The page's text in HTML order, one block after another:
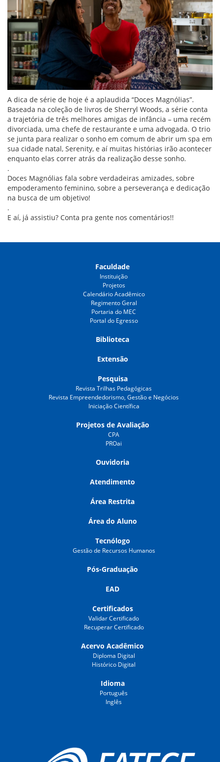
A dica de série de hoje é a aplaudida “Doces Magnólias”.
Baseada na coleção de livros de Sherryl Woods, a série conta
a trajetória de três melhores amigas de infância – uma recém
divorciada, uma chefe de restaurante e uma advogada. O trio
se junta para realizar o sonho em comum de abrir um spa em
sua cidade natal, Serenity, e aí muitas histórias irão acontecer
enquanto elas correr atrás da realização desse sonho.
.
Doces Magnólias fala sobre verdadeiras amizades, sobre
empoderamento feminino, sobre a perseverança e dedicação
na busca de um objetivo!
.
E aí, já assistiu? Conta pra gente nos comentários!!
Faculdade
Instituição
Projetos
Calendário Acadêmico
Regimento Geral
Portaria do MEC
Portal do Egresso
Biblioteca
Extensão
Pesquisa
Revista Trilhas Pedagógicas
Revista Empreendedorismo, Gestão e Negócios
Iniciação Científica
Projetos de Avaliação
CPA
PROai
Ouvidoria
Atendimento
Área Restrita
Área do Aluno
Tecnólogo
Gestão de Recursos Humanos
Pós-Graduação
EAD
Certificados
Validar Certificado
Recuperar Certificado
Acervo Acadêmico
Diploma Digital
Histórico Digital
Idioma
Português
Inglês